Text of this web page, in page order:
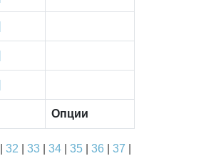
Опции
32 33| 34| 35| 36 37